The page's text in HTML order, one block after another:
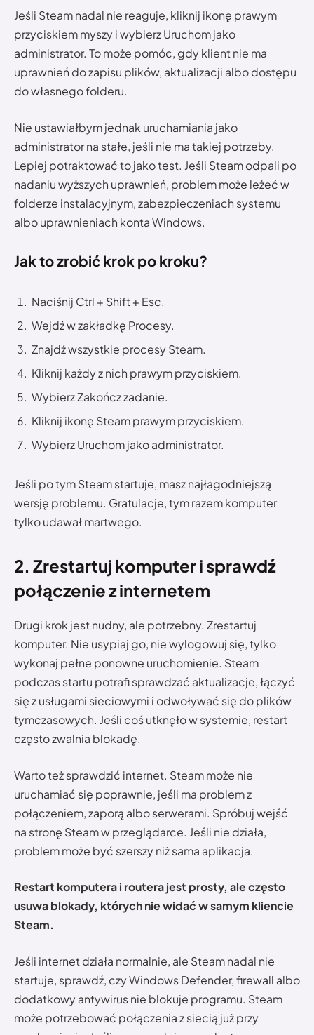
Jeśli Steam nadal nie reaguje, kliknij ikonę prawym
przyciskiem myszy i wybierz Uruchom jako
administrator. To może pomóc, gdy klient nie ma
uprawnień do zapisu plików, aktualizacji albo dostępu
do własnego folderu.
Nie ustawiałbym jednak uruchamiania jako
administrator na stałe, jeśli nie ma takiej potrzeby.
Lepiej potraktować to jako test. Jeśli Steam odpali po
nadaniu wyższych uprawnień, problem może leżeć w
folderze instalacyjnym, zabezpieczeniach systemu
albo uprawnieniach konta Windows.
Jak to zrobić krok po kroku?
Naciśnij Ctrl + Shift + Esc.
Wejdź w zakładkę Procesy.
Znajdź wszystkie procesy Steam.
Kliknij każdy z nich prawym przyciskiem.
Wybierz Zakończ zadanie.
Kliknij ikonę Steam prawym przyciskiem.
Wybierz Uruchom jako administrator.
Jeśli po tym Steam startuje, masz najłagodniejszą
wersję problemu. Gratulacje, tym razem komputer
tylko udawał martwego.
2. Zrestartuj komputer i sprawdź
połączenie z internetem
Drugi krok jest nudny, ale potrzebny. Zrestartuj
komputer. Nie usypiaj go, nie wylogowuj się, tylko
wykonaj pełne ponowne uruchomienie. Steam
podczas startu potrafi sprawdzać aktualizacje, łączyć
się z usługami sieciowymi i odwoływać się do plików
tymczasowych. Jeśli coś utknęło w systemie, restart
często zwalnia blokadę.
Warto też sprawdzić internet. Steam może nie
uruchamiać się poprawnie, jeśli ma problem z
połączeniem, zaporą albo serwerami. Spróbuj wejść
na stronę Steam w przeglądarce. Jeśli nie działa,
problem może być szerszy niż sama aplikacja.
Restart komputera i routera jest prosty, ale często
usuwa blokady, których nie widać w samym kliencie
Steam.
Jeśli internet działa normalnie, ale Steam nadal nie
startuje, sprawdź, czy Windows Defender, firewall albo
dodatkowy antywirus nie blokuje programu. Steam
może potrzebować połączenia z siecią już przy